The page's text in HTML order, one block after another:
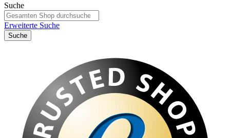
Suche
Erweiterte Suche
Suche